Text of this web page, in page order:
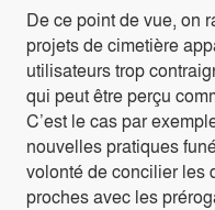
De ce point de vue, on
projets de cimetière
utilisateurs trop
qui peut être perçu
C’est le cas par
nouvelles pratiques
volonté de concilier les
proches avec les